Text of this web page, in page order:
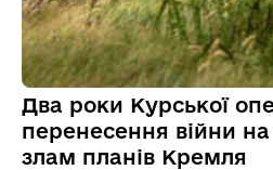
Два роки Курської
перенесення війни
злам планів Кремля